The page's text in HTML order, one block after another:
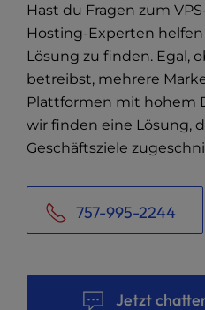
Hast du Fragen zum
Hosting-Experten
Lösung zu finden. Egal,
betreibst, mehrere
Plattformen mit hohem
wir finden eine Lösung,
Geschäftsziele
757-995-2244
Jetzt